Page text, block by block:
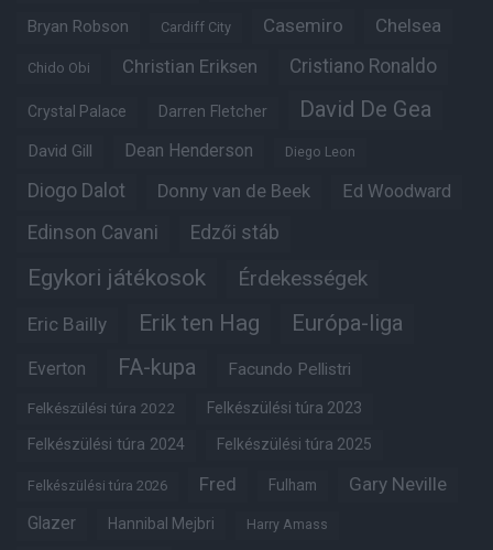
Bryan Robson Cardiff City Casemiro Chelsea
Chido Obi Christian Eriksen Cristiano Ronaldo
Crystal Palace Darren Fletcher David De Gea
David Gill Dean Henderson Diego Leon
Diogo Dalot Donny van de Beek Ed Woodward
Edinson Cavani Edzői stáb
Egykori játékosok Érdekességek
Eric Bailly Erik ten Hag Európa-liga
Everton FA-kupa Facundo Pellistri
Felkészülési túra 2022 Felkészülési túra 2023
Felkészülési túra 2024 Felkészülési túra 2025
Felkészülési túra 2026 Fred Fulham Gary Neville
Glazer Hannibal Mejbri Harry Amass